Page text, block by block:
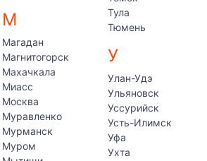
М
Магадан
Магнитогорск
Махачкала
Миасс
Москва
Муравленко
Мурманск
Муром
Тула
Тюмень
У
Улан-Удэ
Ульяновск
Уссурийск
Усть-Илимск
Уфа
Ухта